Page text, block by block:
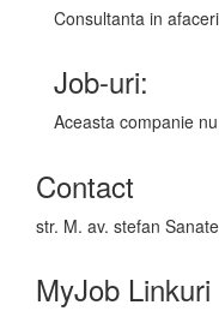
Consultanta in
Job-uri:
Aceasta companie
Contact
str. M. av. stefan
MyJob Linkuri